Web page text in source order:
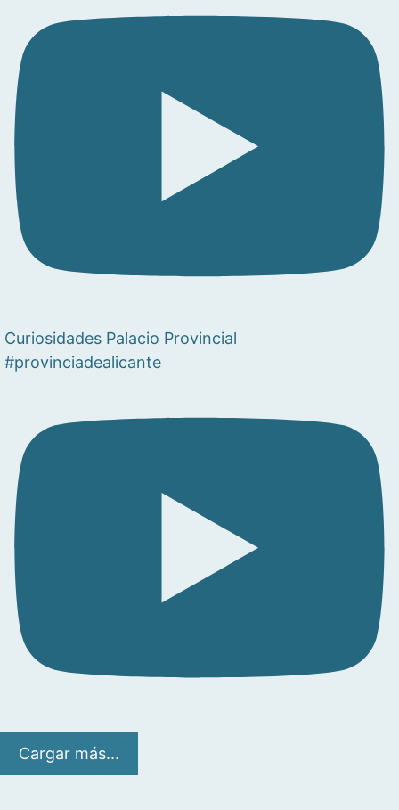
Curiosidades Palacio Provincial
#provinciadealicante
Cargar más...